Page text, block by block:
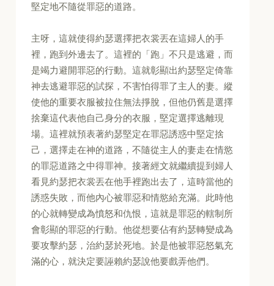
堅定地不隨從罪惡的道路。
主呀，這就使得約瑟選擇把衣裳丟在這婦人的手
裡，跑到外邊去了。這裡的「跑」不只是逃避，而
是竭力避開罪惡的行動。這就彰顯出約瑟堅定倚靠
神去逃避罪惡的試探，不害怕得罪了主人的妻。縱
使他的重要衣服被拉住無法掙脫，但他仍舊是選擇
捨棄這代表他自己身分的衣服，堅定選擇逃離現
場。這裡就預表著約瑟堅定在罪惡誘惑中堅定捨
己，選擇走在神的道路，不隨從主人的妻走在情慾
的罪惡道路之中得罪神。接著經文就繼續提到婦人
看見約瑟把衣裳丟在他手裡跑出去了，這時當他的
誘惑失敗，而他內心被罪惡和情慾給充滿。此時他
的心就轉變成為憤怒和仇恨，這就是罪惡的轄制所
會彰顯的罪惡的行動。他從想要佔有約瑟轉變成為
要攻擊約瑟，治約瑟於死地。於是他被罪惡怒氣充
滿的心，就決定要誣賴約瑟說他要戲弄他們。